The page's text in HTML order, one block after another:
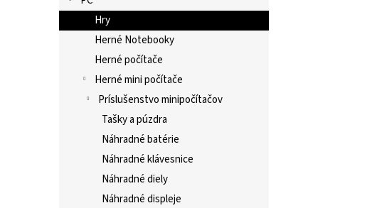
Hry
Herné Notebooky
Herné počítače
Herné mini počítače
Príslušenstvo minipočítačov
Tašky a púzdra
Náhradné batérie
Náhradné klávesnice
Náhradné diely
Náhradné displeje